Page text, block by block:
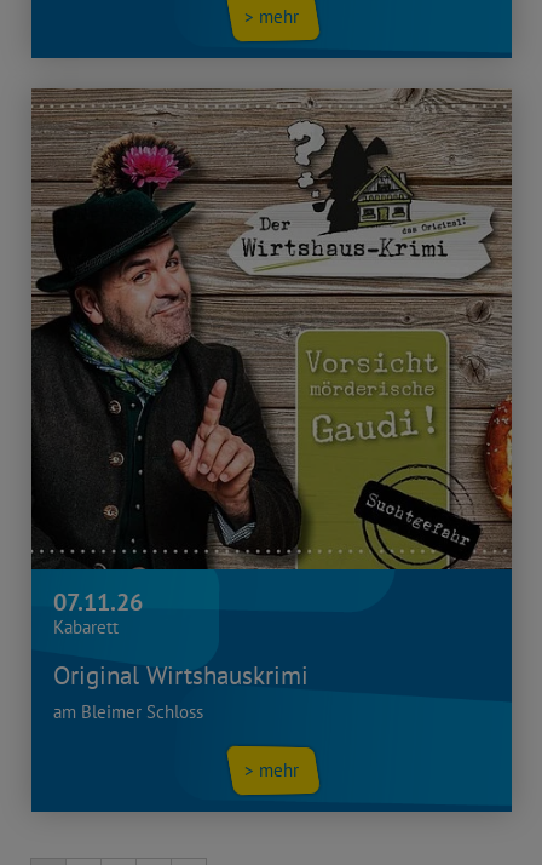
> mehr
07.11.26
Kabarett
Original Wirtshauskrimi
am Bleimer Schloss
> mehr